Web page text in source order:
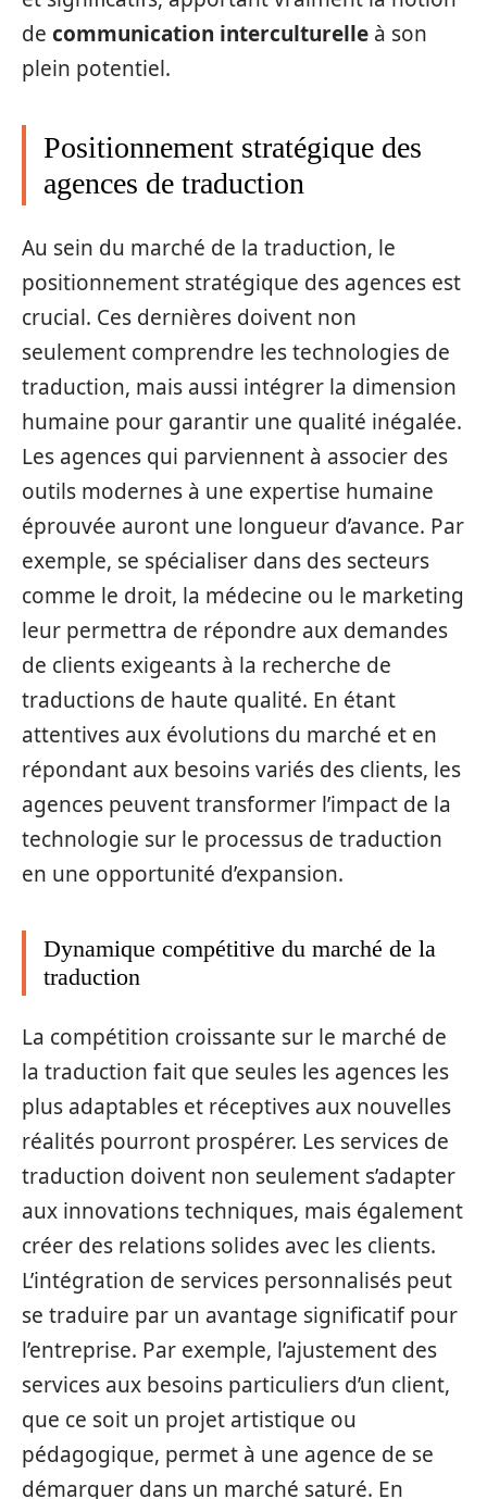
de communication interculturelle à son
plein potentiel.
Positionnement stratégique des
agences de traduction
Au sein du marché de la traduction, le
positionnement stratégique des agences est
crucial. Ces dernières doivent non
seulement comprendre les technologies de
traduction, mais aussi intégrer la dimension
humaine pour garantir une qualité inégalée.
Les agences qui parviennent à associer des
outils modernes à une expertise humaine
éprouvée auront une longueur d’avance. Par
exemple, se spécialiser dans des secteurs
comme le droit, la médecine ou le marketing
leur permettra de répondre aux demandes
de clients exigeants à la recherche de
traductions de haute qualité. En étant
attentives aux évolutions du marché et en
répondant aux besoins variés des clients, les
agences peuvent transformer l’impact de la
technologie sur le processus de traduction
en une opportunité d’expansion.
Dynamique compétitive du marché de la
traduction
La compétition croissante sur le marché de
la traduction fait que seules les agences les
plus adaptables et réceptives aux nouvelles
réalités pourront prospérer. Les services de
traduction doivent non seulement s’adapter
aux innovations techniques, mais également
créer des relations solides avec les clients.
L’intégration de services personnalisés peut
se traduire par un avantage significatif pour
l’entreprise. Par exemple, l’ajustement des
services aux besoins particuliers d’un client,
que ce soit un projet artistique ou
pédagogique, permet à une agence de se
démarquer dans un marché saturé. En